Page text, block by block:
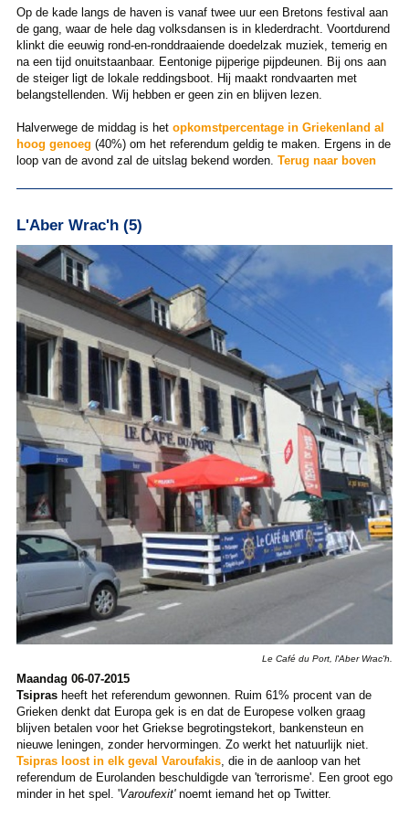
Op de kade langs de haven is vanaf twee uur een Bretons festival aan
de gang, waar de hele dag volksdansen is in klederdracht. Voortdurend
klinkt die eeuwig rond-en-ronddraaiende doedelzak muziek, temerig en
na een tijd onuitstaanbaar. Eentonige pijperige pijpdeunen. Bij ons aan
de steiger ligt de lokale reddingsboot. Hij maakt rondvaarten met
belangstellenden. Wij hebben er geen zin en blijven lezen.
Halverwege de middag is het opkomstpercentage in Griekenland al
hoog genoeg (40%) om het referendum geldig te maken. Ergens in de
loop van de avond zal de uitslag bekend worden. Terug naar boven
L'Aber Wrac'h (5)
Le Café du Port, l'Aber Wrac'h.
Maandag 06-07-2015
Tsiprasheeft het referendum gewonnen. Ruim 61% procent van de
Grieken denkt dat Europa gek is en dat de Europese volken graag
blijven betalen voor het Griekse begrotingstekort, bankensteun en
nieuwe leningen, zonder hervormingen. Zo werkt het natuurlijk niet.
Tsipras loost in elk geval Varoufakis, die in de aanloop van het
referendum de Eurolanden beschuldigde van 'terrorisme'. Een groot ego
minder in het spel. 'Varoufexit'noemt iemand het op Twitter.